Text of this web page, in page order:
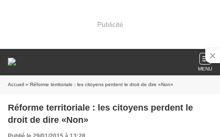
Publicité
MENU
Accueil » Réforme territoriale : les citoyens perdent le droit de dire «Non»
Réforme territoriale : les citoyens perdent le
droit de dire «Non»